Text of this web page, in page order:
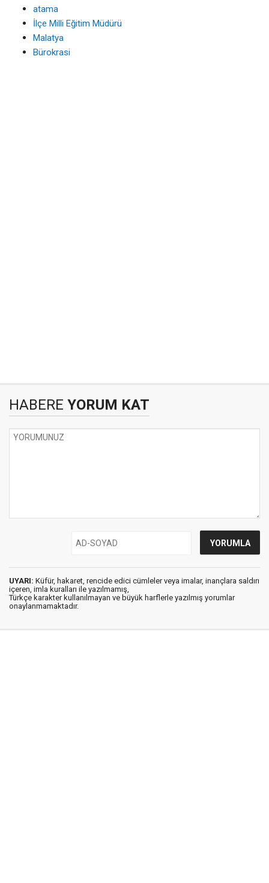
atama
İlçe Milli Eğitim Müdürü
Malatya
Bürokrasi
HABERE YORUM KAT
UYARI: Küfür, hakaret, rencide edici cümleler veya imalar, inançlara saldırı
içeren, imla kuralları ile yazılmamış,
Türkçe karakter kullanılmayan ve büyük harflerle yazılmış yorumlar
onaylanmamaktadır.